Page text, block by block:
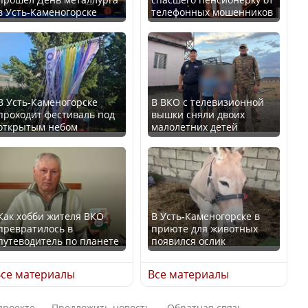
интеллект
включили в
программу
Казахстане стало
получить
на
Орталық Азия
арасында әл-ауқат
көш бастады
В России введены
дополнительные
ограничения для
казахстанских прав
Трамп официально
вступил в должность
президента США
Луну признали объектом
культурного наследия,
находящегося под
угрозой исчезновения
Усть-Каменогорске
Усть-Каменогорске
фестиваль под
небом
хобби жителя ВКО
в
по планете
материалы
телефонных мошенников
В ВКО с телевизионной
вышки сняли двоих
малолетних детей
В Усть-Каменогорске в
приюте для животных
появился ослик
Все материалы